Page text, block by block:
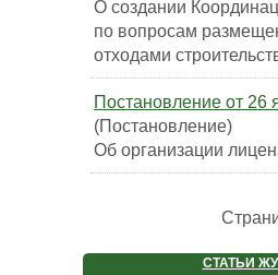
О создании
по вопросам
отходами
Постановление от 26
(Постановление)
Об организации
СТАТЬИ